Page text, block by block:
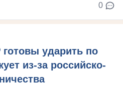
0
ударить по
из-за российско-